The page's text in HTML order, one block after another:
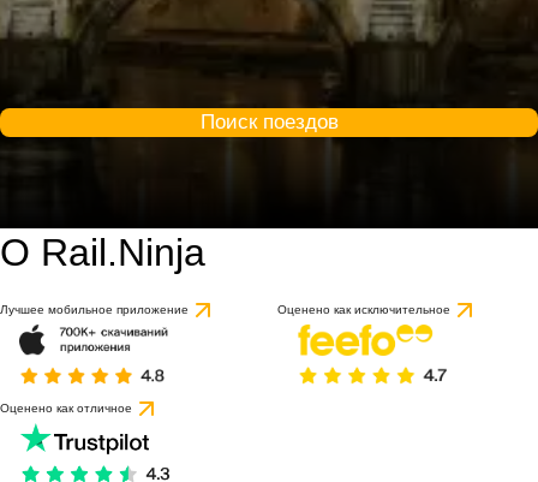
Поиск поездов
О Rail.Ninja
Лучшее мобильное приложение Оценено как исключительное
Оценено как отличное